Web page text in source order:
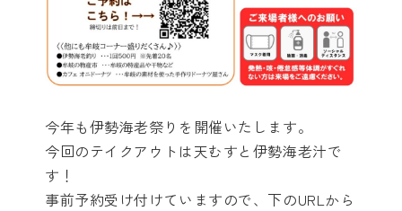
今年も伊勢海老祭りを開催いたします。
今回のテイクアウトは天むすと伊勢海老汁で
す！
事前予約受け付けていますので、下のURLから